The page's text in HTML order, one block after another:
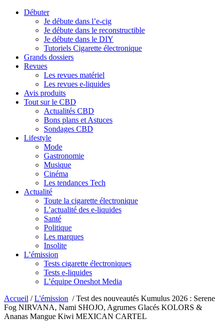
Débuter
Je débute dans l’e-cig
Je débute dans le reconstructible
Je débute dans le DIY
Tutoriels Cigarette électronique
Grands dossiers
Revues
Les revues matériel
Les revues e-liquides
Avis produits
Tout sur le CBD
Actualités CBD
Bons plans et Astuces
Sondages CBD
Lifestyle
Mode
Gastronomie
Musique
Cinéma
Les tendances Tech
Actualité
Toute la cigarette électronique
L’actualité des e-liquides
Santé
Politique
Les marques
Insolite
L’émission
Tests cigarette électroniques
Tests e-liquides
L’équipe Oneshot Media
Accueil /L'émission /Test des nouveautés Kumulus 2026 : Serene
Fog NIRVANA, Nami SHOJO, Agrumes Glacés KOLORS &
Ananas Mangue Kiwi MEXICAN CARTEL